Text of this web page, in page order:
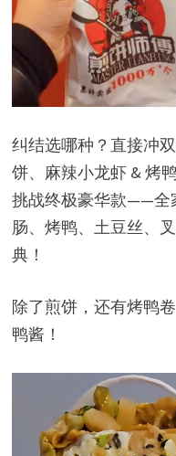
纠结选哪种？直接冲
饼、麻辣小龙虾 & 烤
挑战终极豪华款——全
肠、烤鸭、土豆丝、
典！
除了煎饼，还有烤鸭
鸭酱！